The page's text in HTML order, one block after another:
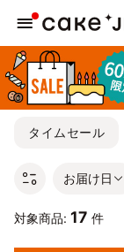
タイムセール
お届け日
対象商品: 17 件